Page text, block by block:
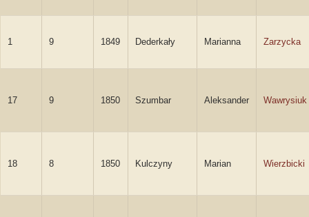
1 9 1849 Dederkały Marianna Zarzycka
17 9 1850 Szumbar Aleksander Wawrysiuk
18 8 1850 Kulczyny Marian Wierzbicki